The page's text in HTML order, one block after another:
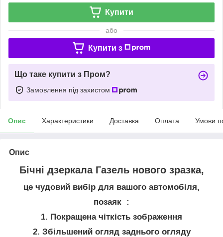
Купити
або
Купити з
Що таке купити з Пром?
Замовлення під захистом
Опис Характеристики Доставка Оплата Умови
Опис
Бічні дзеркала Газель нового зразка,
це чудовий вибір для вашого автомобіля,
позаяк :
1. Покращена чіткість зображення
2. Збільшений огляд заднього огляду